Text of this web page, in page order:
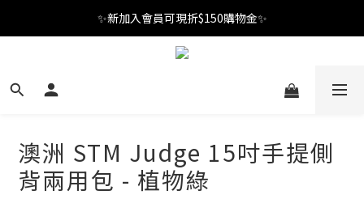
✨新加入會員可現折$150購物金✨
✨新加入會員可現折$150購物金✨
Welcome
澳洲 STM Judge 15吋手提側
背兩用包 - 植物綠